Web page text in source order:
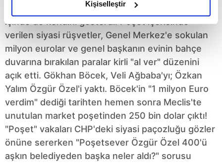
olduğunu ve sizlere en iyi içerikleri sunabilmek adına
elimizden gelen çabayı gösterdiğimizi ve bu noktada,
reklamların maliyetlerimizi karşılamak noktasında tek gelir
kalemimiz olduğunu sizlere hatırlatmak isteriz.
Her halükârda, kullanıcılar, bu çerezlere izin vermedikleri
takdirde, kullanıcılara hedefli reklamlar
gösterilmeyecektir."
Sizlere daha iyi bir hizmet sunabilmek için İnternet
Sitemizde kendimize ve üçüncü kişilere ait çerezler
kullanılmaktadır. Bu çerezler vasıtasıyla çeşitli kişisel
verileriniz işlenmekte olup gerekli olan çerezler bilgi
toplumu hizmetlerinin sunulması amacıyla
Kişiselleştir
CHP'nin belediyelerdeki rüşvet ahtapotu, parti
içinde de kendini gösterdi. Poşet içerisinde
verilen siyasi rüşvetler, Genel Merkez'e sokulan
milyon eurolar ve genel başkanın evinin bahçe
duvarına bırakılan paralar kirli "al ver" düzenini
açık etti. Gökhan Böcek, Veli Ağbaba'yı; Özkan
Yalım Özgür Özel'i yaktı. Böcek'in "1 milyon Euro
verdim" dediği tarihten hemen sonra Meclis'te
unutulan market poşetinden 250 bin dolar çıktı!
"Poşet" vakaları CHP'deki siyasi paçozluğu gözler
önüne sererken "Poşetsever Özgür Özel 400'ü
aşkın belediyeden başka neler aldı?" sorusu